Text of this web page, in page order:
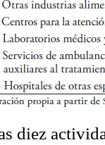
diez